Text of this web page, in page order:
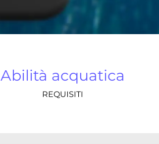
Abilità acquatica
REQUISITI